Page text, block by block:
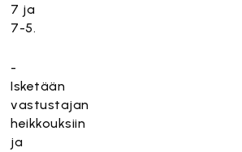
7 ja
7-5.
-
Isketään
vastustajan
heikkouksiin
ja